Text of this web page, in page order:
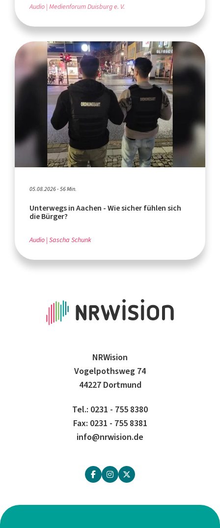
Audio Medienforum Duisburg e. V.
05.08.2026 - 56 Min.
Unterwegs in Aachen - Wie sicher fühlen sich
die Bürger?
Audio Sascha Schunk
NRWision
Vogelpothsweg 74
44227 Dortmund
Tel.: 0231 - 755 8380
Fax: 0231 - 755 8381
info@nrwision.de